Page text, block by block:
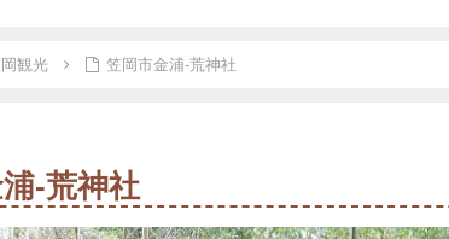
観光 笠岡市金浦-荒神社
-荒神社